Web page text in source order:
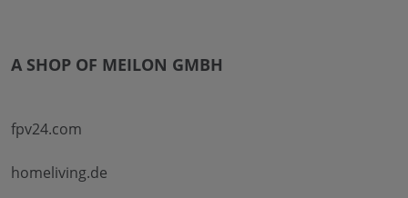
A SHOP OF MEILON GMBH
fpv24.com
homeliving.de